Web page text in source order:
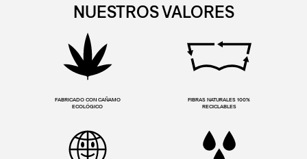
NUESTROS VALORES
FABRICADO CON CAÑAMO
ECOLÓGICO
FIBRAS NATURALES 100%
RECICLABLES